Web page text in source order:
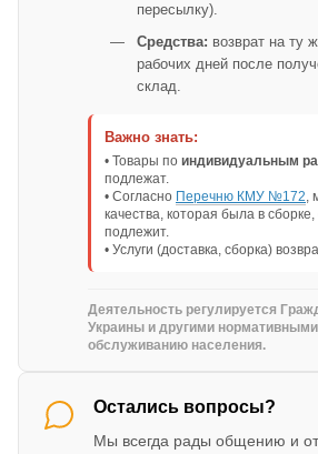
пересылку).
Средства: возврат на ту
рабочих дней после
склад.
Важно знать:
• Товары по индивидуальным
подлежат.
• Согласно Перечню КМУ №172
качества, которая была в
подлежит.
• Услуги (доставка, сборка)
Деятельность регулируется
Украины и другими
обслуживанию населения.
Остались вопросы?
Мы всегда рады общению и